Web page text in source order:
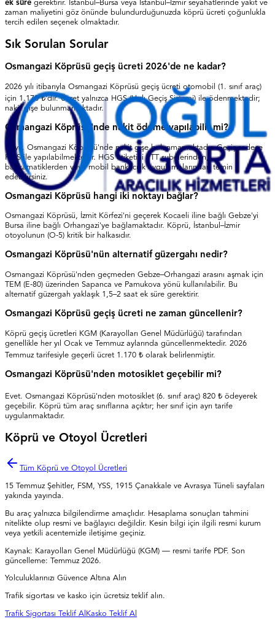
ek süre gerektirir. İstanbul–Bursa veya İstanbul–İzmir seyahatlerinde yakıt ve
zaman maliyetini göz önünde bulundurduğunuzda köprü ücreti çoğunlukla
tercih edilen seçenek olmaktadır.
Sık Sorulan Sorular
Osmangazi Köprüsü geçiş ücreti 2026'de ne kadar?
2026 yılı itibarıyla Osmangazi Köprüsü geçiş ücreti otomobil (1. sınıf araç)
için 1.170 ₺'dir. Ücret yalnızca HGS (Hızlı Geçiş Sistemi) ile ödenmektedir;
nakit gişe bulunmamaktadır.
Osmangazi Köprüsü'nde nakit ödeme yapılabilir mi?
Hayır. Osmangazi Köprüsü'nde nakit gişe bulunmamaktadır. Geçiş sadece
HGS ile yapılabilmektedir. HGS etiketini PTT şubelerinden,
bankamatiklerden veya mobil bankacılık uygulamalarından temin
edebilirsiniz.
Osmangazi Köprüsü hangi iki noktayı bağlar?
Osmangazi Köprüsü, İzmit Körfezi'ni geçerek Kocaeli iline bağlı Gebze'yi
Bursa iline bağlı Orhangazi'ye bağlamaktadır. Köprü, İstanbul–İzmir
otoyolunun (O-5) kritik bir halkasıdır.
Osmangazi Köprüsü'nün alternatif güzergahı nedir?
Osmangazi Köprüsü'nden geçmeden Gebze–Orhangazi arasını aşmak için
TEM (E-80) üzerinden Sapanca ve Pamukova yönü kullanılabilir. Bu
alternatif güzergah yaklaşık 1,5–2 saat ek süre gerektirir.
Osmangazi Köprüsü geçiş ücreti ne zaman güncellenir?
Köprü geçiş ücretleri KGM (Karayolları Genel Müdürlüğü) tarafından
genellikle her yıl Ocak ve Temmuz aylarında güncellenmektedir. 2026
Temmuz tarifesiyle geçerli ücret 1.170 ₺ olarak belirlenmiştir.
Osmangazi Köprüsü'nden motosiklet geçebilir mi?
Evet. Osmangazi Köprüsü'nden motosiklet (6. sınıf araç) 820 ₺ ödeyerek
geçebilir. Köprü tüm araç sınıflarına açıktır; her sınıf için ayrı tarife
uygulanmaktadır.
Köprü ve Otoyol Ücretleri
Tüm Köprü ve Otoyol Ücretleri
15 Temmuz Şehitler, FSM, YSS, 1915 Çanakkale ve Avrasya Tüneli sayfaları
yakında yayında.
Bu araç yalnızca bilgilendirme amaçlıdır. Hesaplama sonuçları tahmini
nitelikte olup resmi ve bağlayıcı değildir. Kesin bilgi için ilgili resmi kurum
veya yetkili acentemizle iletişime geçiniz.
Kaynak: Karayolları Genel Müdürlüğü (KGM) — resmi tarife PDF. Son
güncelleme: Temmuz 2026.
Yolculuklarınızı Güvence Altına Alın
Trafik sigortası ve kasko için ücretsiz teklif alın.
Trafik Sigortası Teklif Al Kasko Teklif Al